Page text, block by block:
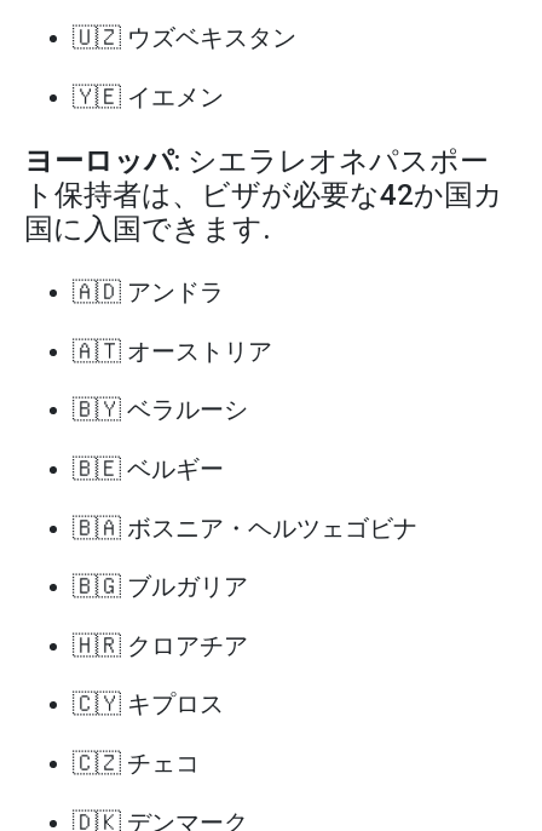
🇺🇿 ウズベキスタン
🇾🇪 イエメン
ヨーロッパ: シエラレオネパスポー
ト保持者は、ビザが必要な42か国カ
国に入国できます.
🇦🇩 アンドラ
🇦🇹 オーストリア
🇧🇾 ベラルーシ
🇧🇪 ベルギー
🇧🇦 ボスニア・ヘルツェゴビナ
🇧🇬 ブルガリア
🇭🇷 クロアチア
🇨🇾 キプロス
🇨🇿 チェコ
🇩🇰 デンマーク